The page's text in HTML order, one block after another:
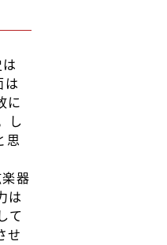
は
に
し
思
器
は
て
せ